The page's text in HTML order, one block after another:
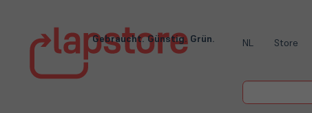
Gebraucht. Günstig. Grün. NL Store